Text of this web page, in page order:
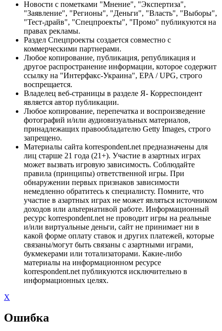
Новости с пометками "Мнение", "Экспертиза",
"Заявление", "Регионы", "Деньги", "Власть", "Выборы",
"Тест-драйв", "Спецпроекты", "Промо" публикуются на
правах рекламы.
Раздел Спецпроекты создается совместно с
коммерческими партнерами.
Любое копирование, публикация, републикация и
другое распространение информации, которое содержит
ссылку на "Интерфакс-Украина", EPA / UPG, строго
воспрещается.
Владелец веб-страницы в разделе Я- Корреспондент
является автор публикации.
Любое копирование, перепечатка и воспроизведение
фотографий и/или аудиовизуальных материалов,
принадлежащих правообладателю Getty Images, строго
запрещено.
Материалы сайта korrespondent.net предназначены для
лиц старше 21 года (21+). Участие в азартных играх
может вызвать игровую зависимость. Соблюдайте
правила (принципы) ответственной игры. При
обнаружении первых признаков зависимости
немедленно обратитесь к специалисту. Помните, что
участие в азартных играх не может являться источником
доходов или альтернативой работе. Информационный
ресурс korrespondent.net не проводит игры на реальные
и/или виртуальные деньги, сайт не принимает ни в
какой форме оплату ставок и других платежей, которые
связаны/могут быть связаны с азартными играми,
букмекерами или тотализаторами. Какие-либо
материалы на информационном ресурсе
korrespondent.net публикуются исключительно в
информационных целях.
X
Ошибка